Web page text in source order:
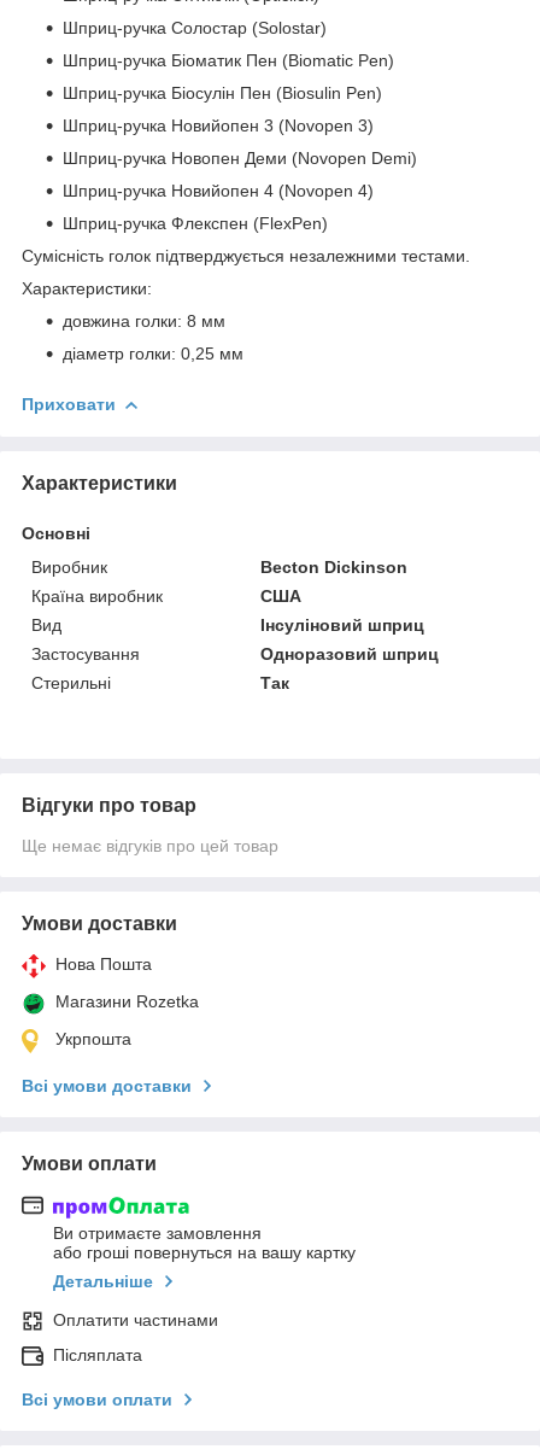
Шприц-ручка Солостар (Solostar)
Шприц-ручка Біоматик Пен (Biomatic Pen)
Шприц-ручка Біосулін Пен (Biosulin Pen)
Шприц-ручка Новийопен 3 (Novopen 3)
Шприц-ручка Новопен Деми (Novopen Demi)
Шприц-ручка Новийопен 4 (Novopen 4)
Шприц-ручка Флекспен (FlexPen)
Сумісність голок підтверджується незалежними тестами.
Характеристики:
довжина голки: 8 мм
діаметр голки: 0,25 мм
Приховати
Характеристики
Основні
Виробник
Becton Dickinson
Країна виробник
США
Вид
Інсуліновий шприц
Застосування
Одноразовий шприц
Стерильні
Так
Відгуки про товар
Ще немає відгуків про цей товар
Умови доставки
Нова Пошта
Магазини Rozetka
Укрпошта
Всі умови доставки
Умови оплати
Ви отримаєте замовлення
або гроші повернуться на вашу картку
Детальніше
Оплатити частинами
Післяплата
Всі умови оплати